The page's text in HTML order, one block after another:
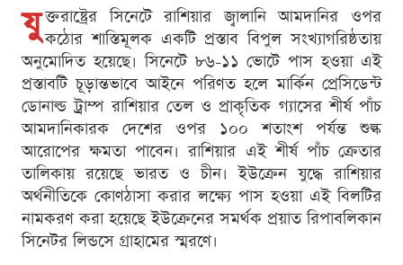
যু ক্তরাষ্ট্রের সিনেটে রাশিয়ার জ্বালানি আমদানির ওপর
কঠোর শাস্তিমূলক একটি প্রস্তাব বিপুল সংখ্যাগরিষ্ঠতায়
অনুমোদিত হয়েছে। সিনেটে ৮৬-১১ ভোটে পাস হওয়া এই
প্রস্তাবটি চূড়ান্তভাবে আইনে পরিণত হলে মার্কিন প্রেসিডেন্ট
ডোনাল্ড ট্রাম্প রাশিয়ার তেল ও প্রাকৃতিক গ্যাসের শীর্ষ পাঁচ
আমদানিকারক দেশের ওপর ১০০ শতাংশ পর্যন্ত শুল্ক
আরোপের ক্ষমতা পাবেন। রাশিয়ার এই শীর্ষ পাঁচ ক্রেতার
তালিকায় রয়েছে ভারত ও চীন। ইউক্রেন যুদ্ধে রাশিয়ার
অর্থনীতিকে কোণঠাসা করার লক্ষ্যে পাস হওয়া এই বিলটির
নামকরণ করা হয়েছে ইউক্রেনের সমর্থক প্রয়াত রিপাবলিকান
সিনেটর লিন্ডসে গ্রাহামের স্মরণে।